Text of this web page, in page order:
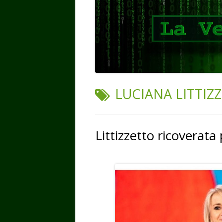
TAG:
LUCIANA
Littizzetto